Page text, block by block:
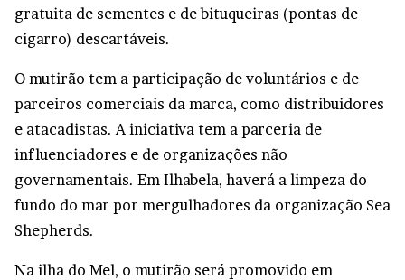
gratuita de sementes e de bituqueiras (pontas de
cigarro) descartáveis.
O mutirão tem a participação de voluntários e de
parceiros comerciais da marca, como distribuidores
e atacadistas. A iniciativa tem a parceria de
influenciadores e de organizações não
governamentais. Em Ilhabela, haverá a limpeza do
fundo do mar por mergulhadores da organização Sea
Shepherds.
Na ilha do Mel, o mutirão será promovido em